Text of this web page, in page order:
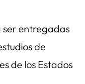
entregadas
de
de los Estados